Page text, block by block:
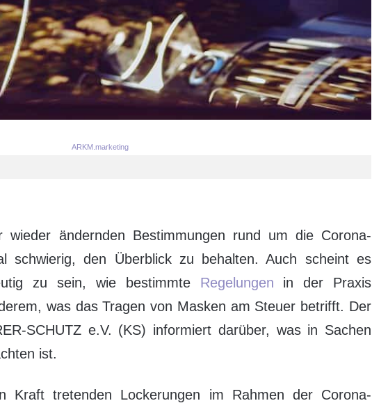
ARKM.marketing
wieder ändernden Bestimmungen rund um die Corona-
schwierig, den Überblick zu behalten. Auch scheint es
zu sein, wie bestimmte Regelungen in der Praxis
was das Tragen von Masken am Steuer betrifft. Der
SCHUTZ e.V. (KS) informiert darüber, was in Sachen
ist.
tretenden Lockerungen im Rahmen der Corona-